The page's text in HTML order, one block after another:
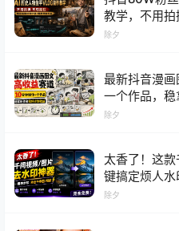
教学，不用
松解锁伙伴
除夕
最新抖音漫
一个作品，
除夕
太香了！这
键搞定烦人水
展插件
除夕